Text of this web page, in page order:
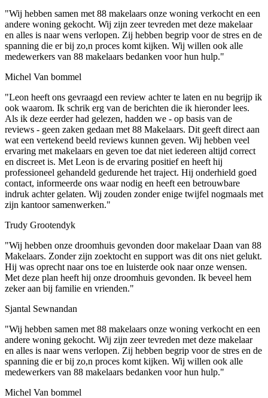
"Wij hebben samen met 88 makelaars onze woning verkocht en een
andere woning gekocht. Wij zijn zeer tevreden met deze makelaar
en alles is naar wens verlopen. Zij hebben begrip voor de stres en de
spanning die er bij zo,n proces komt kijken. Wij willen ook alle
medewerkers van 88 makelaars bedanken voor hun hulp."
Michel Van bommel
"Leon heeft ons gevraagd een review achter te laten en nu begrijp ik
ook waarom. Ik schrik erg van de berichten die ik hieronder lees.
Als ik deze eerder had gelezen, hadden we - op basis van de
reviews - geen zaken gedaan met 88 Makelaars. Dit geeft direct aan
wat een vertekend beeld reviews kunnen geven. Wij hebben veel
ervaring met makelaars en geven toe dat niet iedereen altijd correct
en discreet is. Met Leon is de ervaring positief en heeft hij
professioneel gehandeld gedurende het traject. Hij onderhield goed
contact, informeerde ons waar nodig en heeft een betrouwbare
indruk achter gelaten. Wij zouden zonder enige twijfel nogmaals met
zijn kantoor samenwerken."
Trudy Grootendyk
"Wij hebben onze droomhuis gevonden door makelaar Daan van 88
Makelaars. Zonder zijn zoektocht en support was dit ons niet gelukt.
Hij was oprecht naar ons toe en luisterde ook naar onze wensen.
Met deze plan heeft hij onze droomhuis gevonden. Ik beveel hem
zeker aan bij familie en vrienden."
Sjantal Sewnandan
"Wij hebben samen met 88 makelaars onze woning verkocht en een
andere woning gekocht. Wij zijn zeer tevreden met deze makelaar
en alles is naar wens verlopen. Zij hebben begrip voor de stres en de
spanning die er bij zo,n proces komt kijken. Wij willen ook alle
medewerkers van 88 makelaars bedanken voor hun hulp."
Michel Van bommel